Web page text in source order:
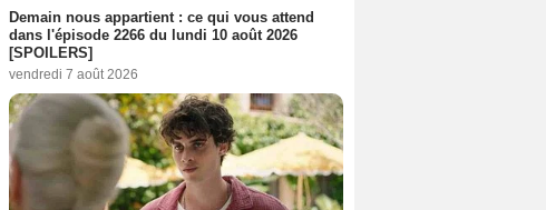
Demain nous appartient : ce qui vous attend
dans l'épisode 2266 du lundi 10 août 2026
[SPOILERS]
vendredi 7 août 2026